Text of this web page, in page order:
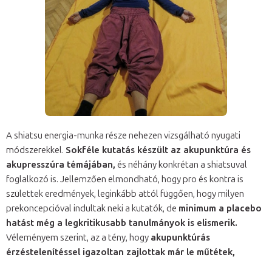
A shiatsu energia-munka része nehezen vizsgálható nyugati
módszerekkel. Sokféle kutatás készült az akupunktúra és
akupresszúra témájában, és néhány konkrétan a shiatsuval
foglalkozó is. Jellemzően elmondható, hogy pro és kontra is
születtek eredmények, leginkább attól függően, hogy milyen
prekoncepcióval indultak neki a kutatók, de minimum a placebo
hatást még a legkritikusabb tanulmányok is elismerik.
Véleményem szerint, az a tény, hogy akupunktúrás
érzéstelenítéssel igazoltan zajlottak már le műtétek,